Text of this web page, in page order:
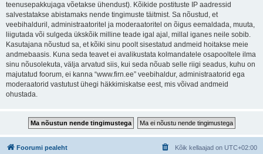
teenusepakkujaga võetakse ühendust). Kõikide postituste IP aadressid
salvestatakse abistamaks nende tingimuste täitmist. Sa nõustud, et
veebihalduril, administraatoritel ja moderaatoritel on õigus eemaldada, muuta,
liigutada või sulgeda ükskõik milline teade igal ajal, millal iganes neile sobib.
Kasutajana nõustud sa, et kõiki sinu poolt sisestatud andmeid hoitakse meie
andmebaasis. Kuna seda teavet ei avalikustata kolmandatele osapooltele ilma
sinu nõusolekuta, välja arvatud siis, kui seda nõuab selle riigi seadus, kuhu on
majutatud foorum, ei kanna “www.firn.ee” veebihaldur, administraatorid ega
moderaatorid vastutust ühegi häkkimiskatse eest, mis võivad andmeid
ohustada.
Foorumi pealeht Kõik kellaajad on UTC+02:00